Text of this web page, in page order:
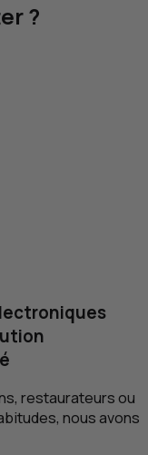
?
restaurateurs ou
nous avons